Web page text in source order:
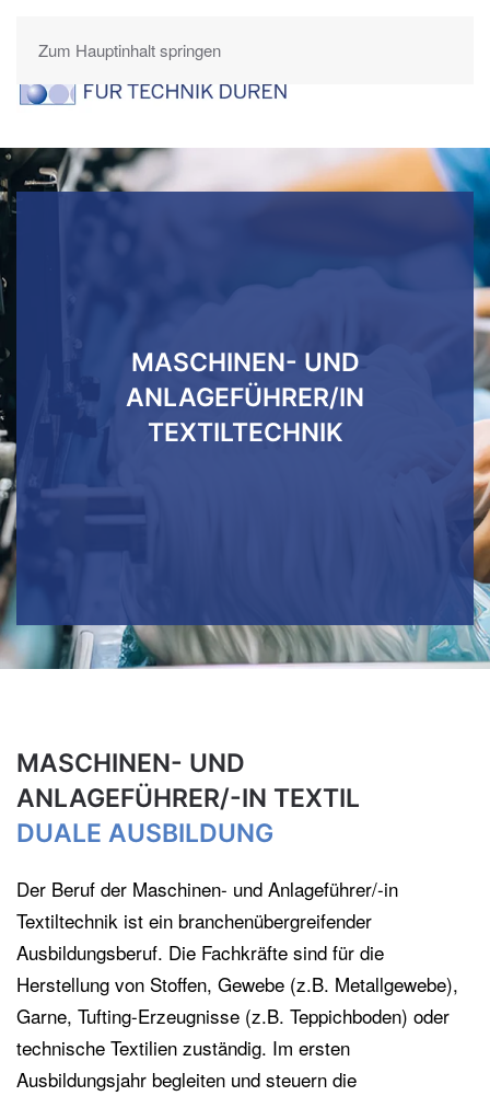
Zum Hauptinhalt springen
MASCHINEN- UND
ANLAGEFÜHRER/IN
TEXTILTECHNIK
MASCHINEN- UND
ANLAGEFÜHRER/-IN TEXTIL
DUALE AUSBILDUNG
Der Beruf der Maschinen- und Anlageführer/-in
Textiltechnik ist ein branchenübergreifender
Ausbildungsberuf. Die Fachkräfte sind für die
Herstellung von Stoffen, Gewebe (z.B. Metallgewebe),
Garne, Tufting-Erzeugnisse (z.B. Teppichboden) oder
technische Textilien zuständig. Im ersten
Ausbildungsjahr begleiten und steuern die